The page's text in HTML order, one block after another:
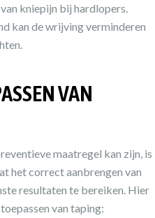
kniepijn bij hardlopers.
kan de wrijving verminderen
VAN
maatregel kan zijn, is
het correct aanbrengen van
resultaten te bereiken. Hier
van taping: